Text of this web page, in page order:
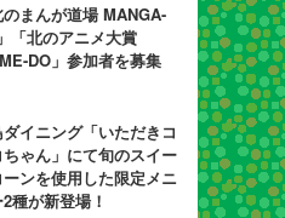
のまんが道場 MANGA-
「北のアニメ大賞
DO」参加者を募集
イニング「いただきコ
ちゃん」にて旬のスイー
ーンを使用した限定メニ
種が新登場！